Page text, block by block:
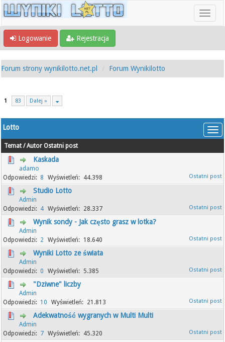
Logowanie Rejestracja
Forum strony wynikilotto.net.pl Forum Wynikilotto
1 83 Dalej »
Lotto
Temat /Autor Ostatni post
Kaskada
adamo
8
44.398
Studio Lotto
Admin
4
28.337
Wynik sondy - Jak często grasz w lotka?
Admin
2
18.640
Wyniki Lotto ze świata
Admin
0
5.385
"Dziwne" liczby
Admin
10
21.813
Adekwatność wygranych w Multi Multi
Admin
7
45.320